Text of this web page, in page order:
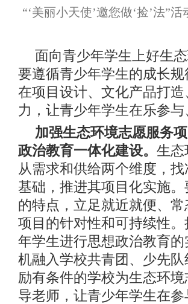
“‘美丽小天使’邀您做‘捡’法”
面向青少年学生上好生
要遵循青少年学生的成长
在项目设计、文化产品打
力，让青少年学生在乐参
加强生态环境志愿服务
政治教育一体化建设。 生态
从需求和供给两个维度，
基础，推进其项目化实施
的特点，立足就近就便、
项目的针对性和可持续性
年学生进行思想政治教育
机融入学校共青团、少先
励有条件的学校为生态环
导老师，让青少年学生在